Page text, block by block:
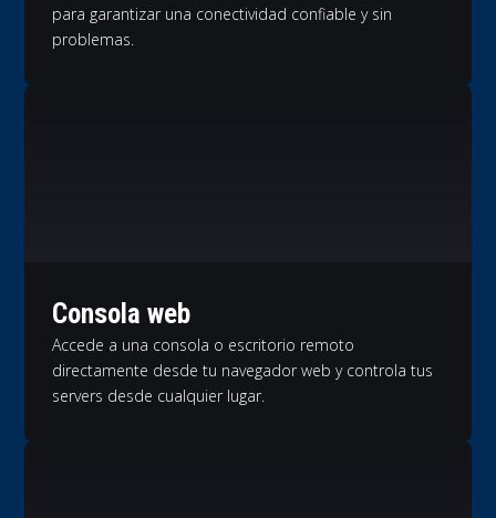
para garantizar una conectividad confiable y sin
problemas.
Consola web
Accede a una consola o escritorio remoto
directamente desde tu navegador web y controla tus
servers desde cualquier lugar.